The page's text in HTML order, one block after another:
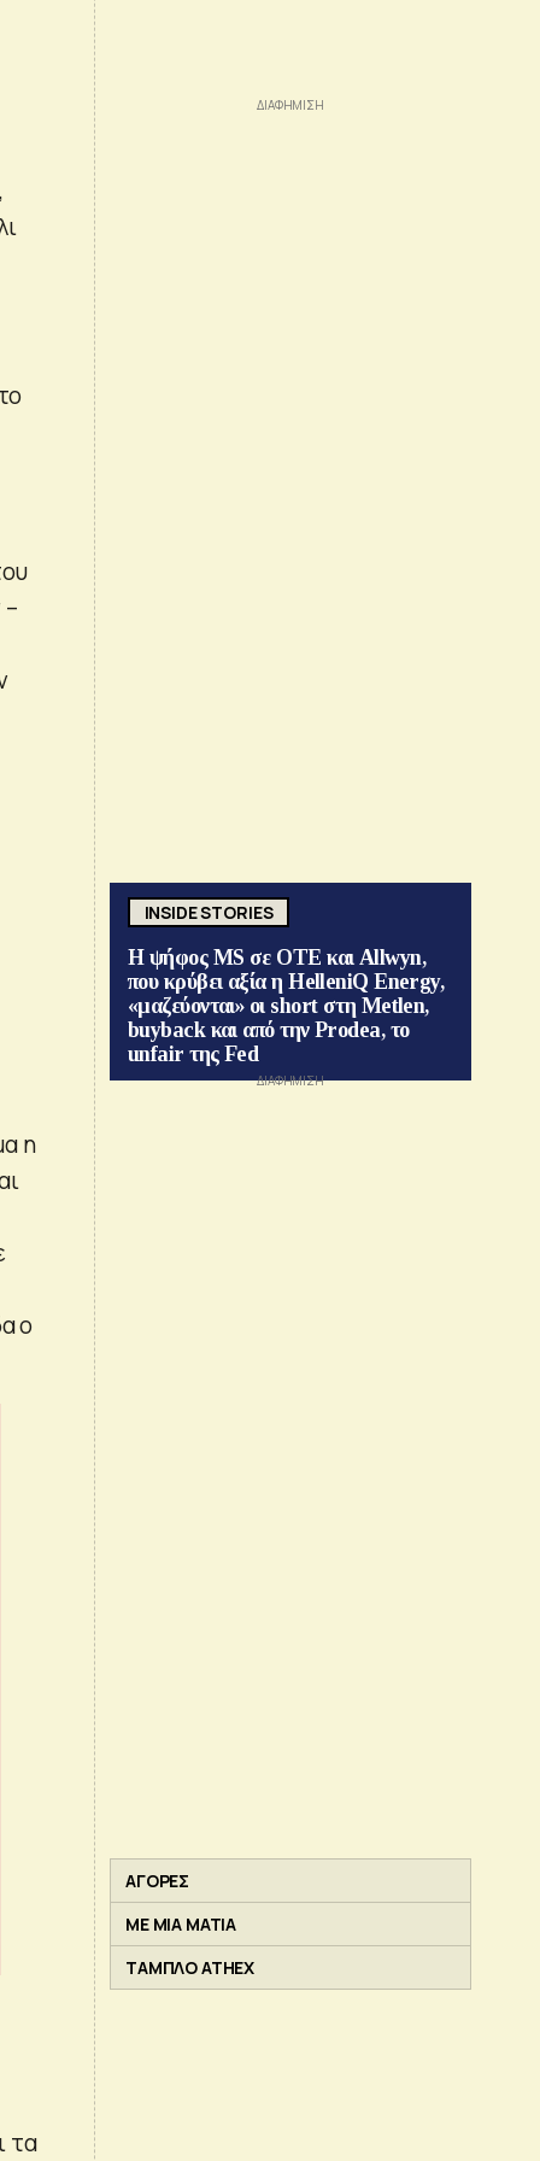
η
ο
τα
INSIDE STORIES
Η ψήφος MS σε ΟΤΕ και Allwyn,
που κρύβει αξία η HelleniQ Energy,
«μαζεύονται» οι short στη Metlen,
buyback και από την Prodea, το
unfair της Fed
ΑΓΟΡΕΣ
ΜΕ ΜΙΑ ΜΑΤΙΑ
ΤΑΜΠΛΟ ATHEX